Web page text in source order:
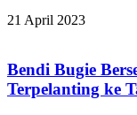
21 April 2023
Bendi Bugie
Terpelanting ke